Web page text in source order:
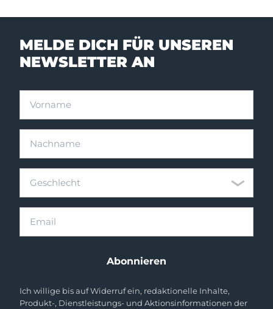
MELDE DICH FÜR UNSEREN
NEWSLETTER AN
Geschlecht
Abonnieren
Ich willige bis auf Widerruf ein, redaktionelle Inhalte,
Produkt-, Dienstleistungs- und Aktionsinformationen der